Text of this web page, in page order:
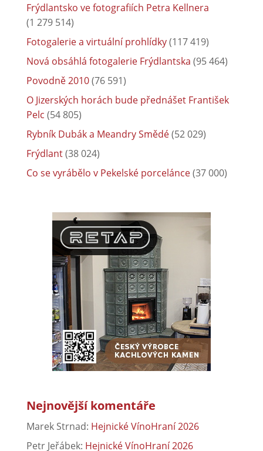
Frýdlantsko ve fotografiích Petra Kellnera
(1 279 514)
Fotogalerie a virtuální prohlídky(117 419)
Nová obsáhlá fotogalerie Frýdlantska (95 464)
Povodně 2010(76 591)
O Jizerských horách bude přednášet František
Pelc (54 805)
Rybník Dubák a Meandry Smědé(52 029)
Frýdlant(38 024)
Co se vyrábělo v Pekelské porcelánce(37 000)
Nejnovější komentáře
Marek Strnad: Hejnické VínoHraní 2026
Petr Jeřábek: Hejnické VínoHraní 2026